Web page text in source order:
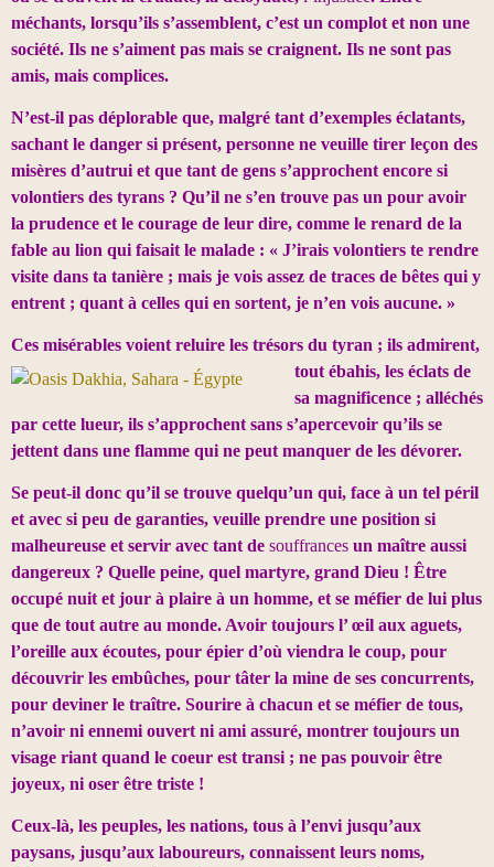
méchants, lorsqu’ils s’assemblent, c’est un complot et non une
société. Ils ne s’aiment pas mais se craignent. Ils ne sont pas
amis, mais complices.
N’est-il pas déplorable que, malgré tant d’exemples éclatants,
sachant le danger si présent, personne ne veuille tirer leçon des
misères d’autrui et que tant de gens s’approchent encore si
volontiers des tyrans ? Qu’il ne s’en trouve pas un pour avoir
la prudence et le courage de leur dire, comme le renard de la
fable au lion qui faisait le malade : « J’irais volontiers te rendre
visite dans ta tanière ; mais je vois assez de traces de bêtes qui y
entrent ; quant à celles qui en sortent, je n’en vois aucune. »
Ces misérables voient reluire les trésors du tyran ; ils admirent,
tout ébahis, les éclats de
sa magnificence ; alléchés
par cette lueur, ils s’approchent sans s’apercevoir qu’ils se
jettent dans une flamme qui ne peut manquer de les dévorer.
Se peut-il donc qu’il se trouve quelqu’un qui, face à un tel péril
et avec si peu de garanties, veuille prendre une position si
malheureuse et servir avec tant de souffrances un maître aussi
dangereux ? Quelle peine, quel martyre, grand Dieu ! Être
occupé nuit et jour à plaire à un homme, et se méfier de lui plus
que de tout autre au monde. Avoir toujours l’ œil aux aguets,
l’oreille aux écoutes, pour épier d’où viendra le coup, pour
découvrir les embûches, pour tâter la mine de ses concurrents,
pour deviner le traître. Sourire à chacun et se méfier de tous,
n’avoir ni ennemi ouvert ni ami assuré, montrer toujours un
visage riant quand le coeur est transi ; ne pas pouvoir être
joyeux, ni oser être triste !
Ceux-là, les peuples, les nations, tous à l’envi jusqu’aux
paysans, jusqu’aux laboureurs, connaissent leurs noms,